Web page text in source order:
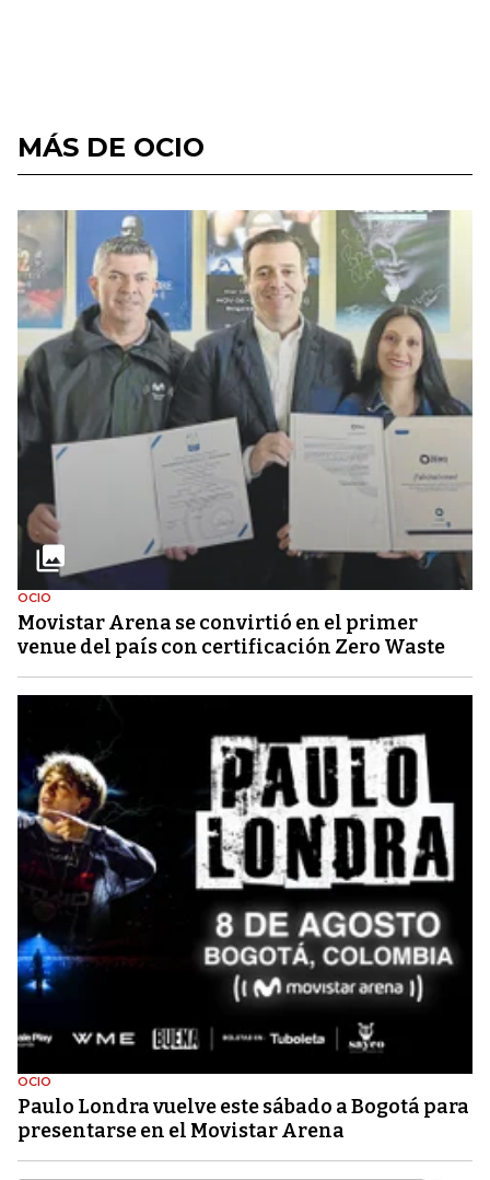
MÁS DE OCIO
OCIO
Movistar Arena se convirtió en el primer
venue del país con certificación Zero Waste
OCIO
Paulo Londra vuelve este sábado a Bogotá para
presentarse en el Movistar Arena